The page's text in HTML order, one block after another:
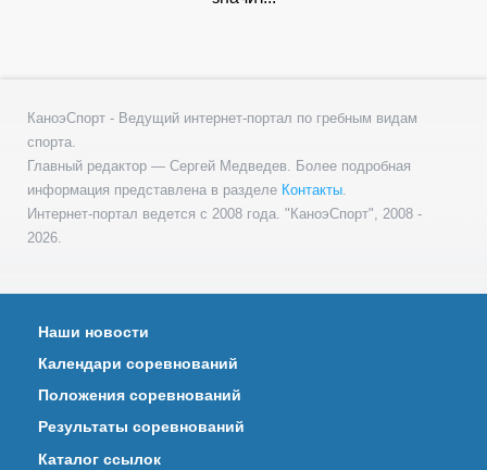
КаноэСпорт - Ведущий интернет-портал по гребным видам
спорта.
Главный редактор — Сергей Медведев. Более подробная
информация представлена в разделе Контакты
Интернет-портал ведется с 2008 года. "КаноэСпорт", 2008 -
2026.
Наши новости
Календари соревнований
Положения соревнований
Результаты соревнований
Каталог ссылок